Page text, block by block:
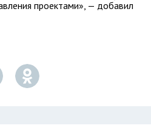
проектами», — добавил